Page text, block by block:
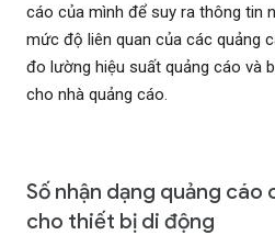
cáo của mình để suy ra thông tin
mức độ liên quan của các quảng
đo lường hiệu suất quảng cáo và
cho nhà quảng cáo.
Số nhận dạng quảng cáo
cho thiết bị di động